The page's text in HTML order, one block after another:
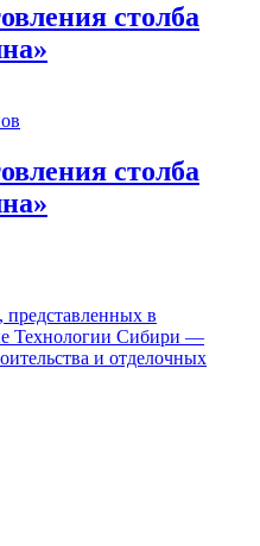
столба
столба
представленных в
Технологии Сибири —
и отделочных